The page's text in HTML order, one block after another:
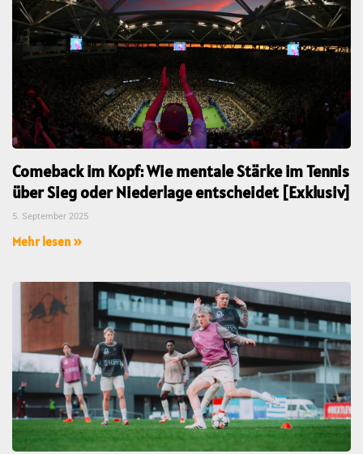
Comeback im Kopf: Wie mentale Stärke im Tennis
über Sieg oder Niederlage entscheidet [Exklusiv]
5. September 2025
Mehr lesen »